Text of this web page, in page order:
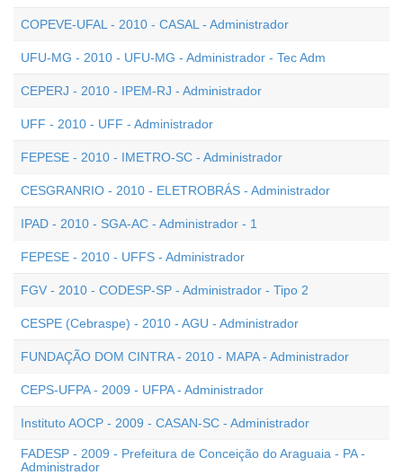
COPEVE-UFAL - 2010 - CASAL - Administrador
UFU-MG - 2010 - UFU-MG - Administrador - Tec Adm
CEPERJ - 2010 - IPEM-RJ - Administrador
UFF - 2010 - UFF - Administrador
FEPESE - 2010 - IMETRO-SC - Administrador
CESGRANRIO - 2010 - ELETROBRÁS - Administrador
IPAD - 2010 - SGA-AC - Administrador - 1
FEPESE - 2010 - UFFS - Administrador
FGV - 2010 - CODESP-SP - Administrador - Tipo 2
CESPE (Cebraspe) - 2010 - AGU - Administrador
FUNDAÇÃO DOM CINTRA - 2010 - MAPA - Administrador
CEPS-UFPA - 2009 - UFPA - Administrador
Instituto AOCP - 2009 - CASAN-SC - Administrador
FADESP - 2009 - Prefeitura de Conceição do Araguaia - PA -
Administrador